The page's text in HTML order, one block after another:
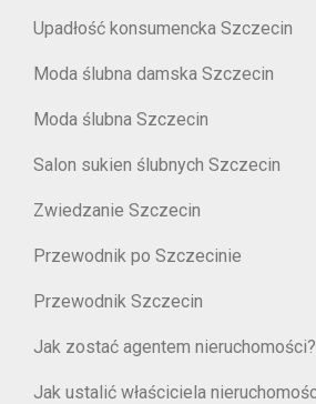
Upadłość konsumencka Szczecin
Moda ślubna damska Szczecin
Moda ślubna Szczecin
Salon sukien ślubnych Szczecin
Zwiedzanie Szczecin
Przewodnik po Szczecinie
Przewodnik Szczecin
Jak zostać agentem nieruchomości?
Jak ustalić właściciela